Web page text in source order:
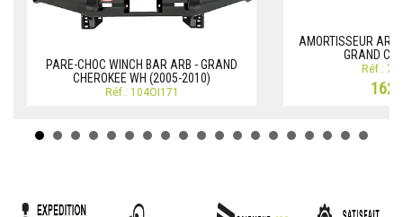
PARE-CHOC WINCH BAR ARB - GRAND
CHEROKEE WH (2005-2010)
Réf.: 104OI171
AMORTISSEUR
GRAND
Réf.: